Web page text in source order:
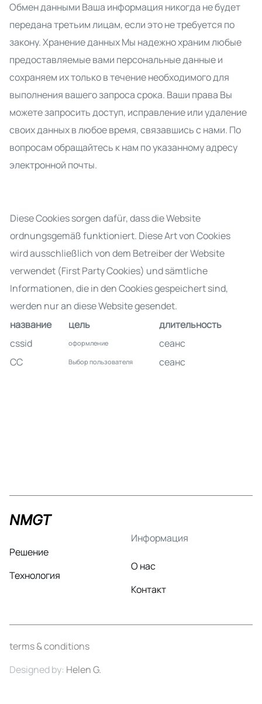
Обмен данными Ваша информация никогда не будет
передана третьим лицам, если это не требуется по
закону. Хранение данных Мы надежно храним любые
предоставляемые вами персональные данные и
сохраняем их только в течение необходимого для
выполнения вашего запроса срока. Ваши права Вы
можете запросить доступ, исправление или удаление
своих данных в любое время, связавшись с нами. По
вопросам обращайтесь к нам по указанному адресу
электронной почты.
Diese Cookies sorgen dafür, dass die Website
ordnungsgemäß funktioniert. Diese Art von Cookies
wird ausschließlich von dem Betreiber der Website
verwendet (First Party Cookies) und sämtliche
Informationen, die in den Cookies gespeichert sind,
werden nur an diese Website gesendet.
название
цель
длительность
cssid
оформление
сеанс
CC
Выбор пользователя сеанс
NMGT
Решение
Технология
Информация
О нас
Контакт
terms & conditions
Designed by: Helen G.